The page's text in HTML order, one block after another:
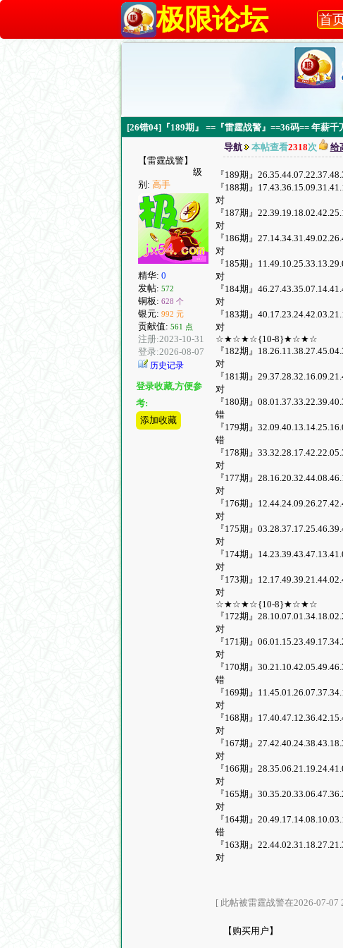
极限论坛 首
[26错04]『189期』 ==『雷霆战警』==36码== 年薪千
【雷霆战警】
级
别: 高手
精华: 0
发帖: 572
铜板: 628 个
银元: 992 元
贡献值: 561 点
注册:2023-10-31
登录:2026-08-07
历史记录
登录收藏,方便参
考:
添加收藏
导航 本帖查看2318次 给
『189期』
『188期』
对
『187期』
对
『186期』
对
『185期』
对
『184期』
对
『183期』
对
☆★☆★☆{10-8}★☆★☆
『182期』
对
『181期』
对
『180期』
错
『179期』
错
『178期』
对
『177期』
对
『176期』
对
『175期』
对
『174期』
对
『173期』
对
☆★☆★☆{10-8}★☆★☆
『172期』
对
『171期』
对
『170期』
错
『169期』
对
『168期』
对
『167期』
对
『166期』
对
『165期』
对
『164期』
错
『163期』
对
[ 此帖被雷霆战警在2026-07-07
【购买用户】